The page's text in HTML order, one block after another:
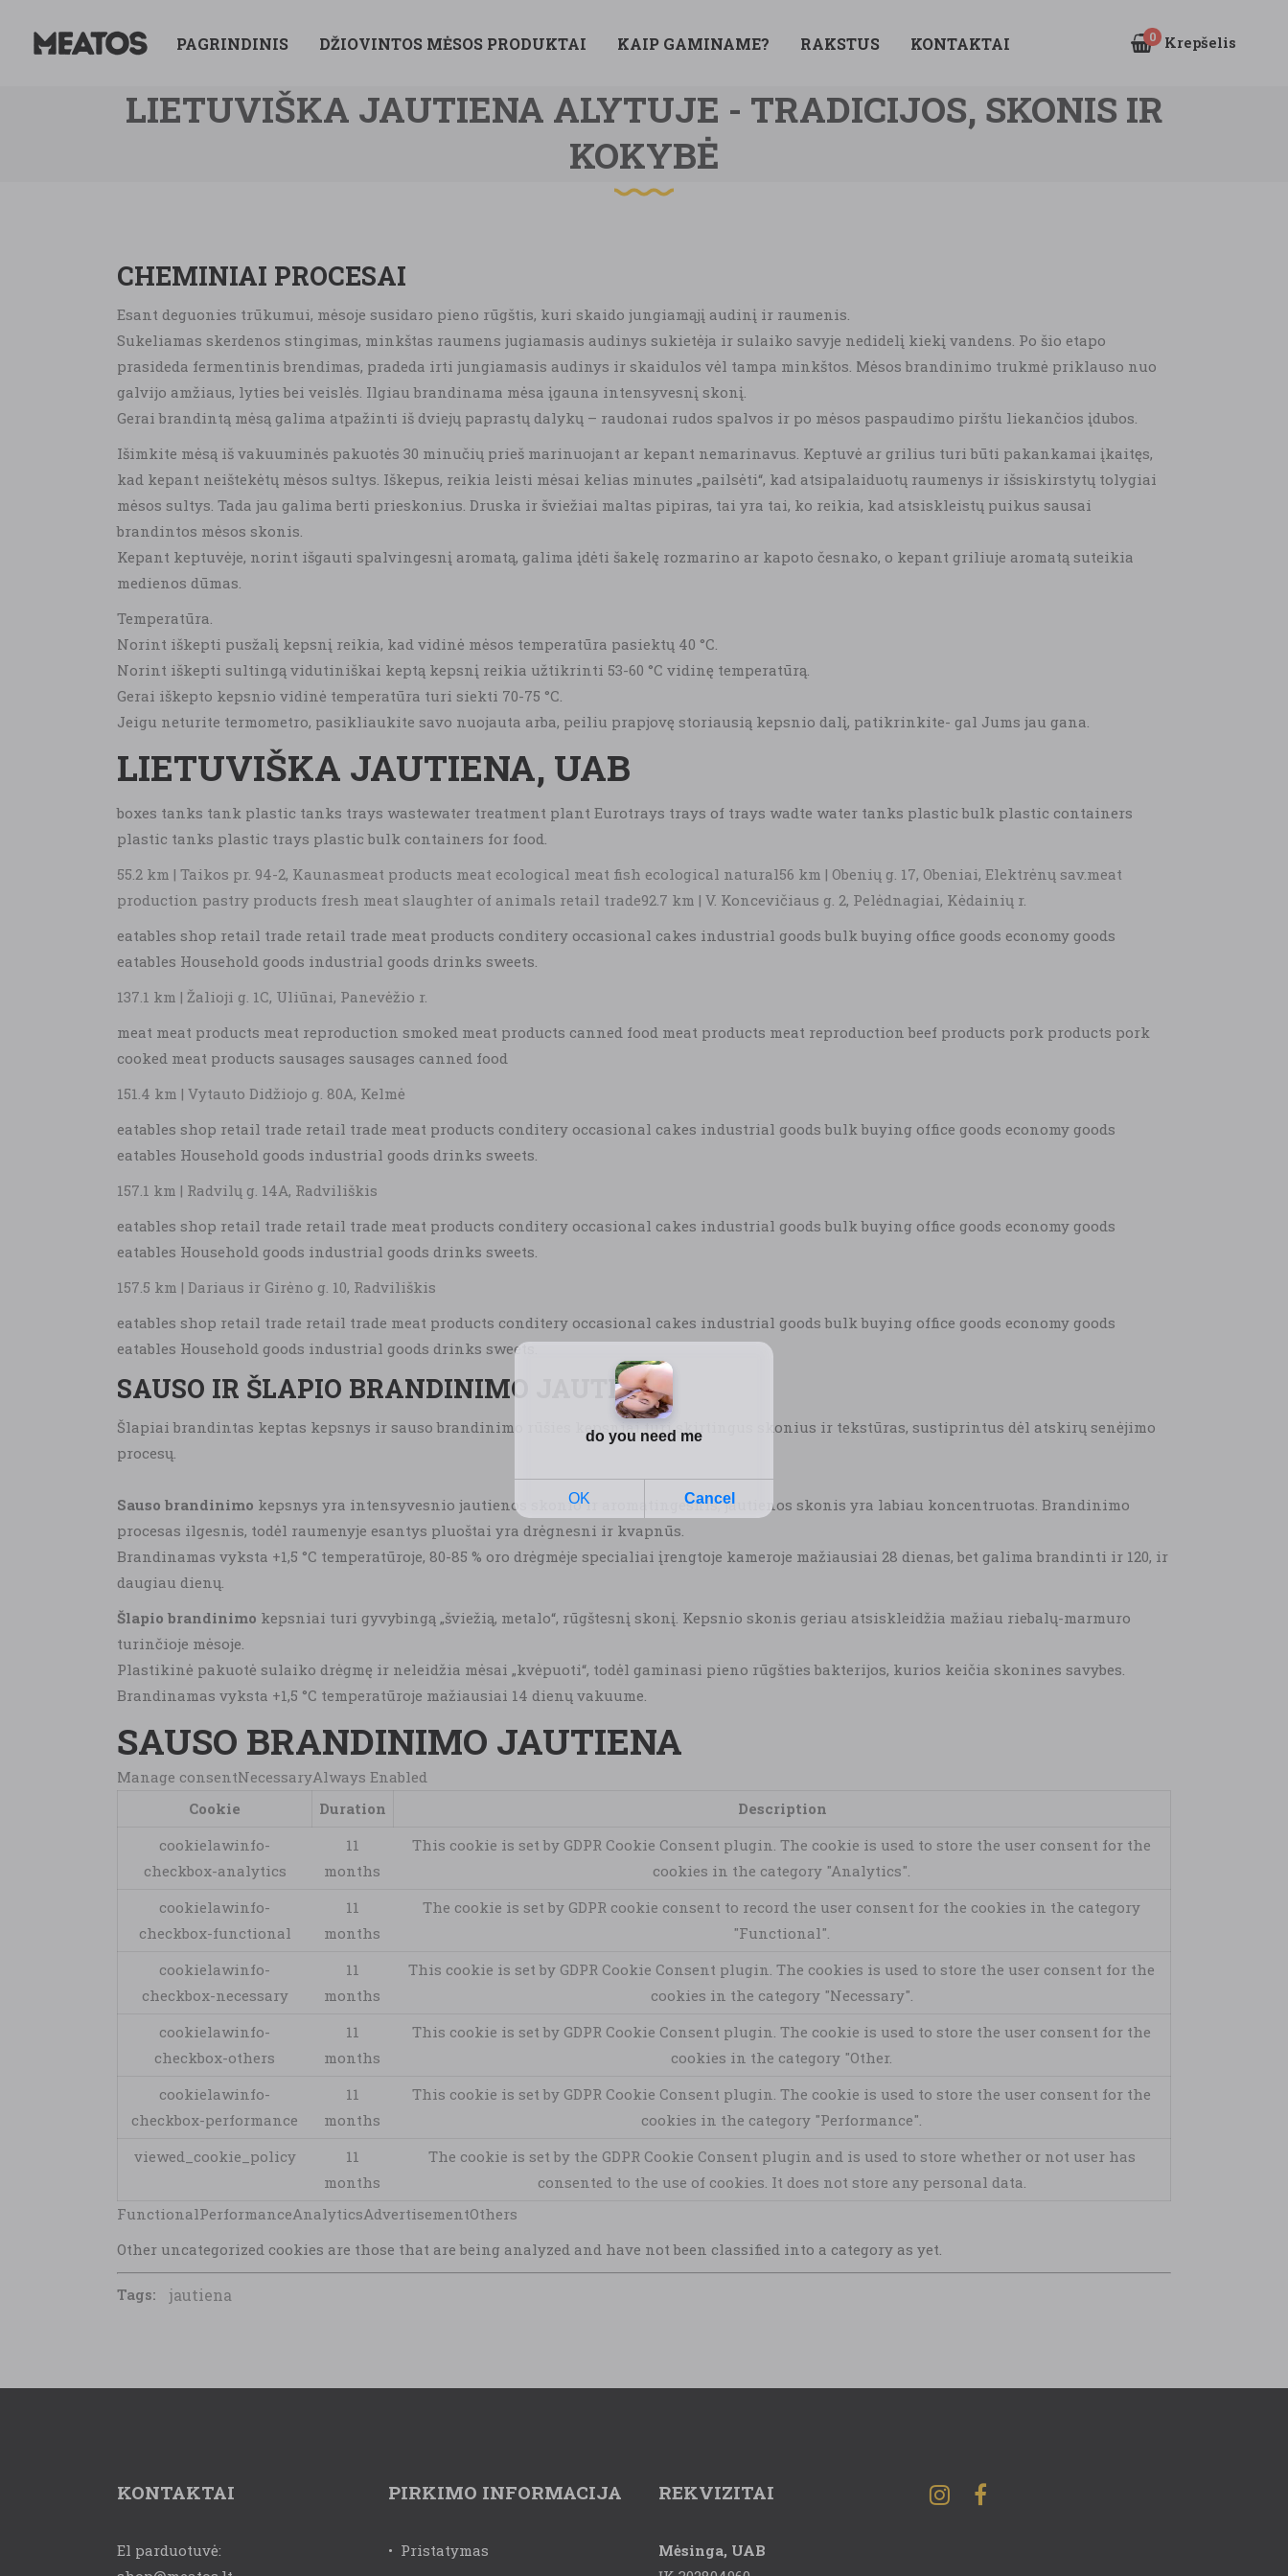
PAGRINDINIS DŽIOVINTOS MĖSOS PRODUKTAI KAIP GAMINAME? RAKSTUS KONTAKTAI 0 Krepšelis
LIETUVIŠKA JAUTIENA ALYTUJE - TRADICIJOS, SKONIS IR
KOKYBĖ
CHEMINIAI PROCESAI
Esant deguonies trūkumui, mėsoje susidaro pieno rūgštis, kuri skaido jungiamąjį audinį ir raumenis.
Sukeliamas skerdenos stingimas, minkštas raumens jugiamasis audinys sukietėja ir sulaiko savyje nedidelį kiekį vandens. Po šio etapo
prasideda fermentinis brendimas, pradeda irti jungiamasis audinys ir skaidulos vėl tampa minkštos. Mėsos brandinimo trukmė priklauso nuo
galvijo amžiaus, lyties bei veislės. Ilgiau brandinama mėsa įgauna intensyvesnį skonį.
Gerai brandintą mėsą galima atpažinti iš dviejų paprastų dalykų – raudonai rudos spalvos ir po mėsos paspaudimo pirštu liekančios įdubos.
Išimkite mėsą iš vakuuminės pakuotės 30 minučių prieš marinuojant ar kepant nemarinavus. Keptuvė ar grilius turi būti pakankamai įkaitęs,
kad kepant neištekėtų mėsos sultys. Iškepus, reikia leisti mėsai kelias minutes „pailsėti“, kad atsipalaiduotų raumenys ir išsiskirstytų tolygiai
mėsos sultys. Tada jau galima berti prieskonius. Druska ir šviežiai maltas pipiras, tai yra tai, ko reikia, kad atsiskleistų puikus sausai
brandintos mėsos skonis.
Kepant keptuvėje, norint išgauti spalvingesnį aromatą, galima įdėti šakelę rozmarino ar kapoto česnako, o kepant griliuje aromatą suteikia
medienos dūmas.
Temperatūra.
Norint iškepti pusžalį kepsnį reikia, kad vidinė mėsos temperatūra pasiektų 40 °C.
Norint iškepti sultingą vidutiniškai keptą kepsnį reikia užtikrinti 53-60 °C vidinę temperatūrą.
Gerai iškepto kepsnio vidinė temperatūra turi siekti 70-75 °C.
Jeigu neturite termometro, pasikliaukite savo nuojauta arba, peiliu prapjovę storiausią kepsnio dalį, patikrinkite- gal Jums jau gana.
LIETUVIŠKA JAUTIENA, UAB
boxes tanks tank plastic tanks trays wastewater treatment plant Eurotrays trays of trays wadte water tanks plastic bulk plastic containers
plastic tanks plastic trays plastic bulk containers for food.
55.2 km | Taikos pr. 94-2, Kaunasmeat products meat ecological meat fish ecological natural56 km | Obenių g. 17, Obeniai, Elektrėnų sav.meat
production pastry products fresh meat slaughter of animals retail trade92.7 km | V. Koncevičiaus g. 2, Pelėdnagiai, Kėdainių r.
eatables shop retail trade retail trade meat products conditery occasional cakes industrial goods bulk buying office goods economy goods
eatables Household goods industrial goods drinks sweets.
137.1 km | Žalioji g. 1C, Uliūnai, Panevėžio r.
meat meat products meat reproduction smoked meat products canned food meat products meat reproduction beef products pork products pork
cooked meat products sausages sausages canned food
151.4 km | Vytauto Didžiojo g. 80A, Kelmė
eatables shop retail trade retail trade meat products conditery occasional cakes industrial goods bulk buying office goods economy goods
eatables Household goods industrial goods drinks sweets.
157.1 km | Radvilų g. 14A, Radviliškis
eatables shop retail trade retail trade meat products conditery occasional cakes industrial goods bulk buying office goods economy goods
eatables Household goods industrial goods drinks sweets.
157.5 km | Dariaus ir Girėno g. 10, Radviliškis
eatables shop retail trade retail trade meat products conditery occasional cakes industrial goods bulk buying office goods economy goods
eatables Household goods industrial goods drinks sweets.
SAUSO IR ŠLAPIO BRANDINIMO JAUTIENA
Šlapiai brandintas keptas kepsnys ir sauso brandinimo rūšies kepsniai turi skirtingus skonius ir tekstūras, sustiprintus dėl atskirų senėjimo
procesų.
Sauso brandinimo kepsnys yra intensyvesnio jautienos skonio ir aromatingesnis, jautienos skonis yra labiau koncentruotas. Brandinimo
procesas ilgesnis, todėl raumenyje esantys pluoštai yra drėgnesni ir kvapnūs.
Brandinamas vyksta +1,5 °C temperatūroje, 80-85 % oro drėgmėje specialiai įrengtoje kameroje mažiausiai 28 dienas, bet galima brandinti ir 120, ir
daugiau dienų.
Šlapio brandinimo kepsniai turi gyvybingą „šviežią, metalo“, rūgštesnį skonį. Kepsnio skonis geriau atsiskleidžia mažiau riebalų-marmuro
turinčioje mėsoje.
Plastikinė pakuotė sulaiko drėgmę ir neleidžia mėsai „kvėpuoti“, todėl gaminasi pieno rūgšties bakterijos, kurios keičia skonines savybes.
Brandinamas vyksta +1,5 °C temperatūroje mažiausiai 14 dienų vakuume.
SAUSO BRANDINIMO JAUTIENA
Manage consentNecessaryAlways Enabled
Cookie
Duration
Description
cookielawinfo-
checkbox-analytics
11
months
This cookie is set by GDPR Cookie Consent plugin. The cookie is used to store the user consent for the
cookies in the category "Analytics".
cookielawinfo-
checkbox-functional
11
months
The cookie is set by GDPR cookie consent to record the user consent for the cookies in the category
"Functional".
cookielawinfo-
checkbox-necessary
11
months
This cookie is set by GDPR Cookie Consent plugin. The cookies is used to store the user consent for the
cookies in the category "Necessary".
cookielawinfo-
checkbox-others
11
months
This cookie is set by GDPR Cookie Consent plugin. The cookie is used to store the user consent for the
cookies in the category "Other.
cookielawinfo-
checkbox-performance
11
months
This cookie is set by GDPR Cookie Consent plugin. The cookie is used to store the user consent for the
cookies in the category "Performance".
viewed_cookie_policy
11
months
The cookie is set by the GDPR Cookie Consent plugin and is used to store whether or not user has
consented to the use of cookies. It does not store any personal data.
FunctionalPerformanceAnalyticsAdvertisementOthers
Other uncategorized cookies are those that are being analyzed and have not been classified into a category as yet.
Tags: jautiena
KONTAKTAI
El parduotuvė:
PIRKIMO INFORMACIJA
• Pristatymas
REKVIZITAI
Mėsinga, UAB